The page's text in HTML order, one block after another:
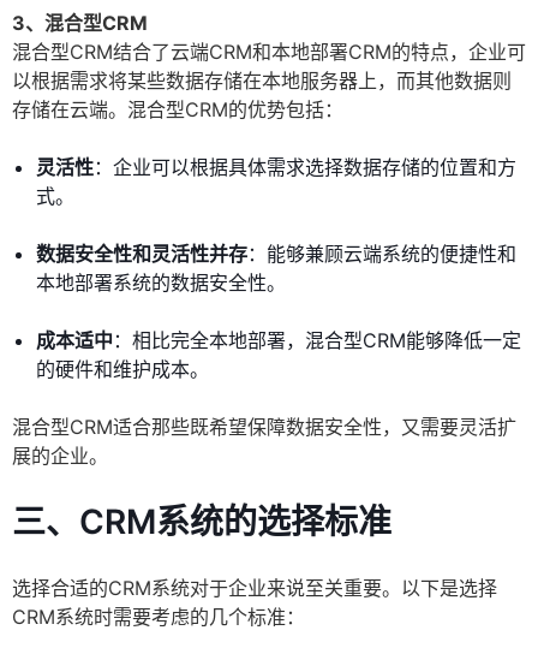
3、混合型CRM
混合型CRM结合了云端CRM和本地部署CRM的特点，企业可
以根据需求将某些数据存储在本地服务器上，而其他数据则
存储在云端。混合型CRM的优势包括：
灵活性：企业可以根据具体需求选择数据存储的位置和方
式。
数据安全性和灵活性并存：能够兼顾云端系统的便捷性和
本地部署系统的数据安全性。
成本适中 ：相比完全本地部署，混合型CRM能够降低一定
的硬件和维护成本。
混合型CRM适合那些既希望保障数据安全性，又需要灵活扩
展的企业。
三、CRM系统的选择标准
选择合适的CRM系统对于企业来说至关重要。以下是选择
CRM系统时需要考虑的几个标准：